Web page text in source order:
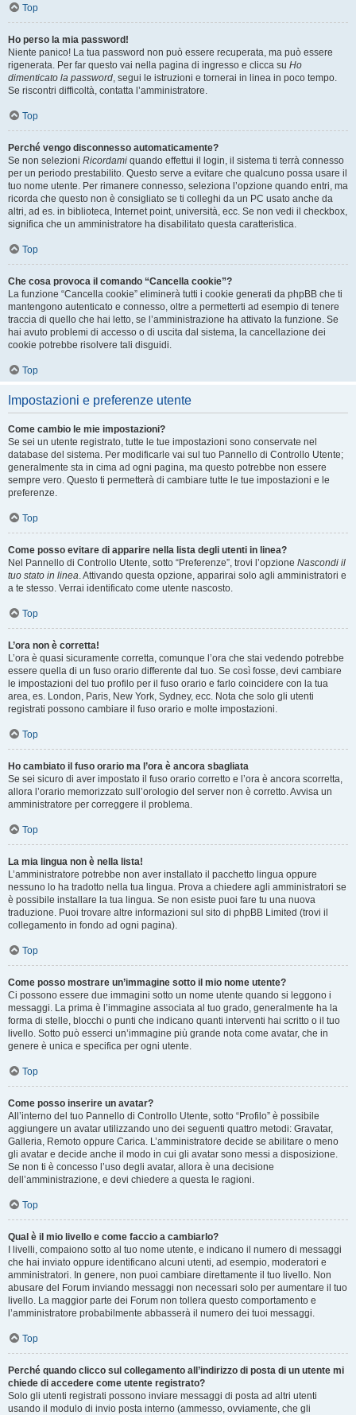
Top
Ho perso la mia password!
Niente panico! La tua password non può essere recuperata, ma può essere
rigenerata. Per far questo vai nella pagina di ingresso e clicca su Ho
dimenticato la password, segui le istruzioni e tornerai in linea in poco tempo.
Se riscontri difficoltà, contatta l’amministratore.
Top
Perché vengo disconnesso automaticamente?
Se non selezioni Ricordami quando effettui il login, il sistema ti terrà connesso
per un periodo prestabilito. Questo serve a evitare che qualcuno possa usare il
tuo nome utente. Per rimanere connesso, seleziona l’opzione quando entri, ma
ricorda che questo non è consigliato se ti colleghi da un PC usato anche da
altri, ad es. in biblioteca, Internet point, università, ecc. Se non vedi il checkbox,
significa che un amministratore ha disabilitato questa caratteristica.
Top
Che cosa provoca il comando “Cancella cookie”?
La funzione “Cancella cookie” eliminerà tutti i cookie generati da phpBB che ti
mantengono autenticato e connesso, oltre a permetterti ad esempio di tenere
traccia di quello che hai letto, se l’amministrazione ha attivato la funzione. Se
hai avuto problemi di accesso o di uscita dal sistema, la cancellazione dei
cookie potrebbe risolvere tali disguidi.
Top
Impostazioni e preferenze utente
Come cambio le mie impostazioni?
Se sei un utente registrato, tutte le tue impostazioni sono conservate nel
database del sistema. Per modificarle vai sul tuo Pannello di Controllo Utente;
generalmente sta in cima ad ogni pagina, ma questo potrebbe non essere
sempre vero. Questo ti permetterà di cambiare tutte le tue impostazioni e le
preferenze.
Top
Come posso evitare di apparire nella lista degli utenti in linea?
Nel Pannello di Controllo Utente, sotto “Preferenze”, trovi l’opzione Nascondi il
tuo stato in linea. Attivando questa opzione, apparirai solo agli amministratori e
a te stesso. Verrai identificato come utente nascosto.
Top
L’ora non è corretta!
L’ora è quasi sicuramente corretta, comunque l’ora che stai vedendo potrebbe
essere quella di un fuso orario differente dal tuo. Se così fosse, devi cambiare
le impostazioni del tuo profilo per il fuso orario e farlo coincidere con la tua
area, es. London, Paris, New York, Sydney, ecc. Nota che solo gli utenti
registrati possono cambiare il fuso orario e molte impostazioni.
Top
Ho cambiato il fuso orario ma l’ora è ancora sbagliata
Se sei sicuro di aver impostato il fuso orario corretto e l’ora è ancora scorretta,
allora l’orario memorizzato sull’orologio del server non è corretto. Avvisa un
amministratore per correggere il problema.
Top
La mia lingua non è nella lista!
L’amministratore potrebbe non aver installato il pacchetto lingua oppure
nessuno lo ha tradotto nella tua lingua. Prova a chiedere agli amministratori se
è possibile installare la tua lingua. Se non esiste puoi fare tu una nuova
traduzione. Puoi trovare altre informazioni sul sito di phpBB Limited (trovi il
collegamento in fondo ad ogni pagina).
Top
Come posso mostrare un’immagine sotto il mio nome utente?
Ci possono essere due immagini sotto un nome utente quando si leggono i
messaggi. La prima è l’immagine associata al tuo grado, generalmente ha la
forma di stelle, blocchi o punti che indicano quanti interventi hai scritto o il tuo
livello. Sotto può esserci un’immagine più grande nota come avatar, che in
genere è unica e specifica per ogni utente.
Top
Come posso inserire un avatar?
All’interno del tuo Pannello di Controllo Utente, sotto “Profilo” è possibile
aggiungere un avatar utilizzando uno dei seguenti quattro metodi: Gravatar,
Galleria, Remoto oppure Carica. L’amministratore decide se abilitare o meno
gli avatar e decide anche il modo in cui gli avatar sono messi a disposizione.
Se non ti è concesso l’uso degli avatar, allora è una decisione
dell’amministrazione, e devi chiedere a questa le ragioni.
Top
Qual è il mio livello e come faccio a cambiarlo?
I livelli, compaiono sotto al tuo nome utente, e indicano il numero di messaggi
che hai inviato oppure identificano alcuni utenti, ad esempio, moderatori e
amministratori. In genere, non puoi cambiare direttamente il tuo livello. Non
abusare del Forum inviando messaggi non necessari solo per aumentare il tuo
livello. La maggior parte dei Forum non tollera questo comportamento e
l’amministratore probabilmente abbasserà il numero dei tuoi messaggi.
Top
Perché quando clicco sul collegamento all’indirizzo di posta di un utente mi
chiede di accedere come utente registrato?
Solo gli utenti registrati possono inviare messaggi di posta ad altri utenti
usando il modulo di invio posta interno (ammesso, ovviamente, che gli